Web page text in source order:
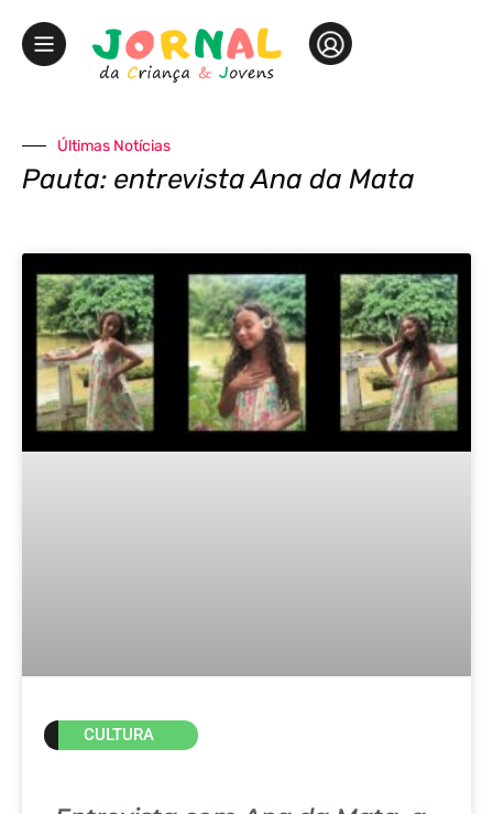
Últimas Notícias
Pauta: entrevista Ana da Mata
CULTURA